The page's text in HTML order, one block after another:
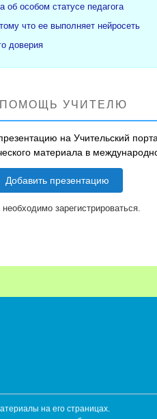
особом статусе педагога
что ее выполняет нейросеть
доверия
УЧИТЕЛЮ
на Учительский
материала в
Добавить презентацию
зарегистрироваться.
на его страницах.